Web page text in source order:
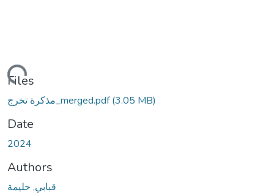
Files
مذكرة تخرج_merged.pdf(3.05 MB)
Date
2024
Authors
قبابي, حليمة